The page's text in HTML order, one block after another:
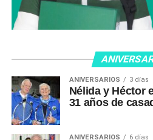
ANIVERSARIOS 3 días
Nélida y Héctor
31 años de
ANIVERSARIOS 6 días